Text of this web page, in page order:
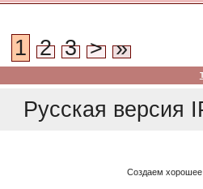
1 2 3 > »
Русская версия
Создаем